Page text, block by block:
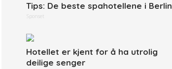
Tips: De beste spahotellene i Berlin
Sponset
Hotellet er kjent for å ha utrolig
deilige senger